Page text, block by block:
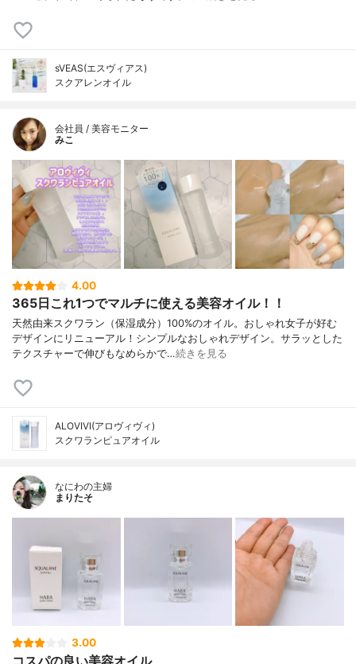
sVEAS(エスヴィアス)
スクアレンオイル
会社員 / 美容モニター
みこ
4.00
365日これ1つでマルチに使える美容オイル！！
天然由来スクワラン（保湿成分）100%のオイル。おしゃれ女子が好む
デザインにリニューアル！シンプルなおしゃれデザイン。サラッとした
テクスチャーで伸びもなめらかで…続きを見る
ALOVIVI(アロヴィヴィ)
スクワランピュアオイル
なにわの主婦
まりたそ
3.00
コスパの良い美容オイル